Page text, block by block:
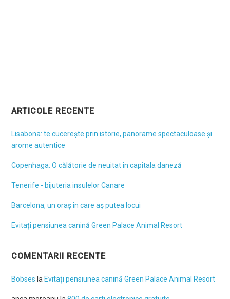
ARTICOLE RECENTE
Lisabona: te cucerește prin istorie, panorame spectaculoase și
arome autentice
Copenhaga: O călătorie de neuitat în capitala daneză
Tenerife - bijuteria insulelor Canare
Barcelona, un oraș în care aș putea locui
Evitați pensiunea canină Green Palace Animal Resort
COMENTARII RECENTE
Bobses la Evitați pensiunea canină Green Palace Animal Resort